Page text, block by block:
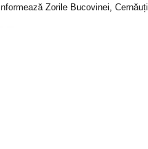
Informează Zorile Bucovinei, Cernăuți